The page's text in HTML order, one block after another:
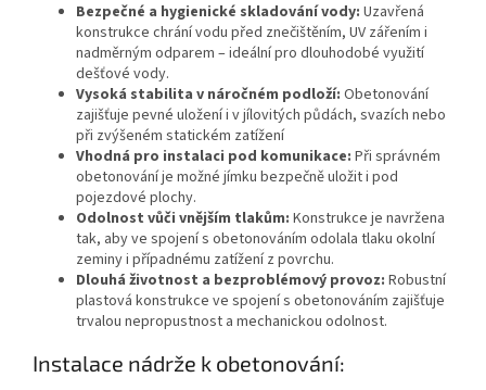
Bezpečné a hygienické skladování vody: Uzavřená
konstrukce chrání vodu před znečištěním, UV zářením i
nadměrným odparem – ideální pro dlouhodobé využití
dešťové vody.
Vysoká stabilita v náročném podloží: Obetonování
zajišťuje pevné uložení i v jílovitých půdách, svazích nebo
při zvýšeném statickém zatížení
Vhodná pro instalaci pod komunikace: Při správném
obetonování je možné jímku bezpečně uložit i pod
pojezdové plochy.
Odolnost vůči vnějším tlakům: Konstrukce je navržena
tak, aby ve spojení s obetonováním odolala tlaku okolní
zeminy i případnému zatížení z povrchu.
Dlouhá životnost a bezproblémový provoz: Robustní
plastová konstrukce ve spojení s obetonováním zajišťuje
trvalou nepropustnost a mechanickou odolnost.
Instalace nádrže k obetonování: